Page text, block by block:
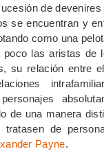
de
se encuentran y
como una
poco las aristas de
su relación entre
de una manera
tratasen de
Payne.